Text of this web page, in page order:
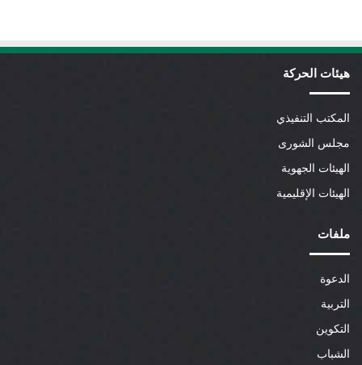
هيئات الحركة
المكتب التنفيذي
مجلس الشورى
الهيئات الجهوية
الهيئات الإقليمية
ملفات
الدعوة
التربية
التكوين
الشباب